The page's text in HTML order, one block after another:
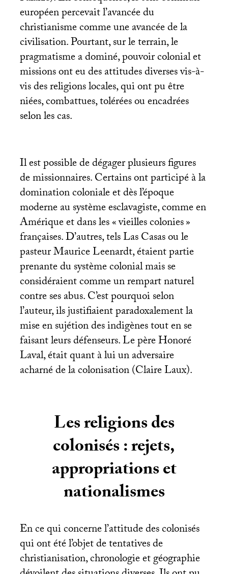
européen percevait l’avancée du
christianisme comme une avancée de la
civilisation. Pourtant, sur le terrain, le
pragmatisme a dominé, pouvoir colonial et
missions ont eu des attitudes diverses vis-à-
vis des religions locales, qui ont pu être
niées, combattues, tolérées ou encadrées
selon les cas.
Il est possible de dégager plusieurs figures
de missionnaires. Certains ont participé à la
domination coloniale et dès l’époque
moderne au système esclavagiste, comme en
Amérique et dans les «vieilles colonies»
françaises. D’autres, tels Las Casas ou le
pasteur Maurice Leenardt, étaient partie
prenante du système colonial mais se
considéraient comme un rempart naturel
contre ses abus. C’est pourquoi selon
l’auteur, ils justifiaient paradoxalement la
mise en sujétion des indigènes tout en se
faisant leurs défenseurs. Le père Honoré
Laval, était quant à lui un adversaire
acharné de la colonisation (Claire Laux).
Les religions des
colonisés : rejets,
appropriations et
nationalismes
En ce qui concerne l’attitude des colonisés
qui ont été l’objet de tentatives de
christianisation, chronologie et géographie